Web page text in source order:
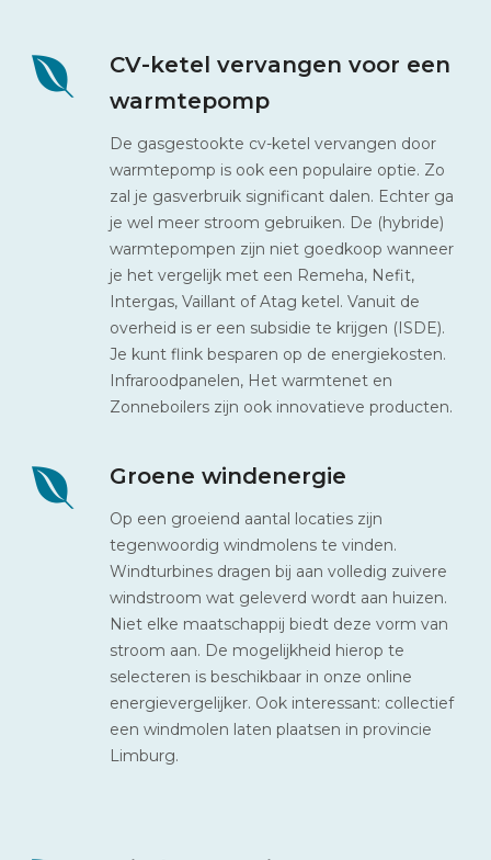
CV-ketel vervangen voor een
warmtepomp
De gasgestookte cv-ketel vervangen door
warmtepomp is ook een populaire optie. Zo
zal je gasverbruik significant dalen. Echter ga
je wel meer stroom gebruiken. De (hybride)
warmtepompen zijn niet goedkoop wanneer
je het vergelijk met een Remeha, Nefit,
Intergas, Vaillant of Atag ketel. Vanuit de
overheid is er een subsidie te krijgen (ISDE).
Je kunt flink besparen op de energiekosten.
Infraroodpanelen, Het warmtenet en
Zonneboilers zijn ook innovatieve producten.
Groene windenergie
Op een groeiend aantal locaties zijn
tegenwoordig windmolens te vinden.
Windturbines dragen bij aan volledig zuivere
windstroom wat geleverd wordt aan huizen.
Niet elke maatschappij biedt deze vorm van
stroom aan. De mogelijkheid hierop te
selecteren is beschikbaar in onze online
energievergelijker. Ook interessant: collectief
een windmolen laten plaatsen in provincie
Limburg.